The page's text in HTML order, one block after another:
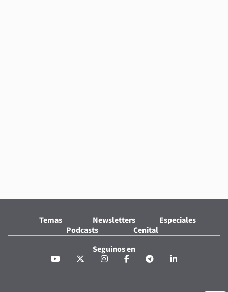
Temas Newsletters
Especiales
Podcasts
Cenital
Seguinos en